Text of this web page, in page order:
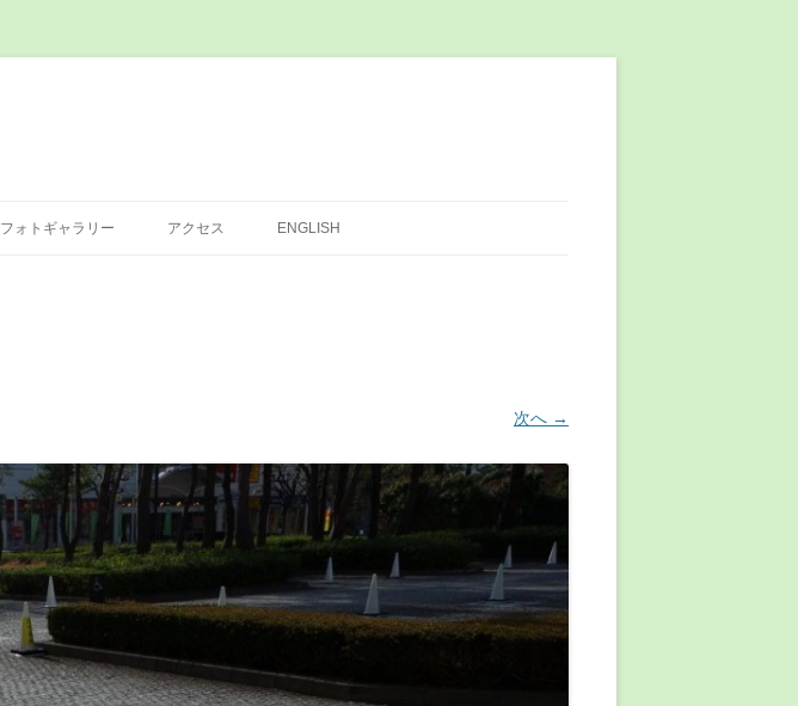
フォトギャラリー アクセス ENGLISH
次へ →